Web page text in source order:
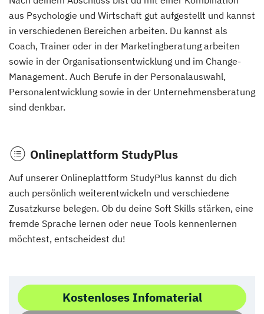
aus Psychologie und Wirtschaft gut aufgestellt und kannst
in verschiedenen Bereichen arbeiten. Du kannst als
Coach, Trainer oder in der Marketingberatung arbeiten
sowie in der Organisationsentwicklung und im Change-
Management. Auch Berufe in der Personalauswahl,
Personalentwicklung sowie in der Unternehmensberatung
sind denkbar.
Onlineplattform StudyPlus
Auf unserer Onlineplattform StudyPlus kannst du dich
auch persönlich weiterentwickeln und verschiedene
Zusatzkurse belegen. Ob du deine Soft Skills stärken, eine
fremde Sprache lernen oder neue Tools kennenlernen
möchtest, entscheidest du!
Kostenloses Infomaterial